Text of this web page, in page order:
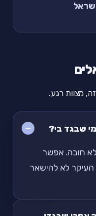
מצוות רגע.
שבגד בי?
חובה. אפשר
העיקר לא להישאר